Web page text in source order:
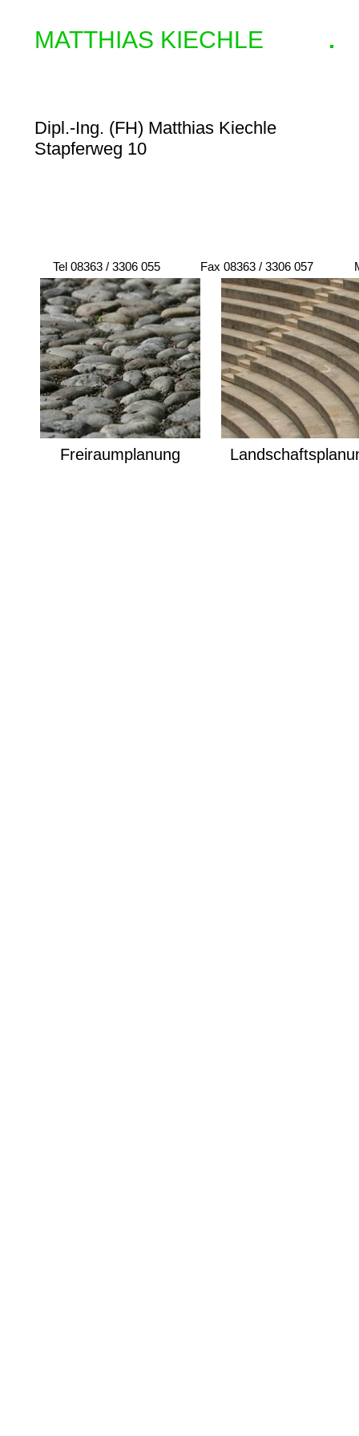
MATTHIAS KIECHLE
Dipl.-Ing. (FH) Matthias Kiechle
Stapferweg 10
Tel 08363 / 3306 055 Fax 08363 / 3306 057
Freiraumplanung